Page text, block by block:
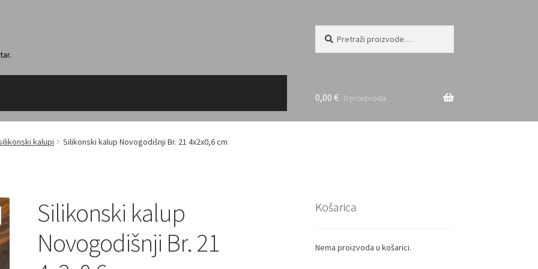
0,00 € 0 proizvoda
kalupi Silikonski kalup Novogodišnji Br. 21 4x2x0,6 cm
Silikonski kalup
Novogodišnji Br. 21
Košarica
Nema proizvoda u košarici.